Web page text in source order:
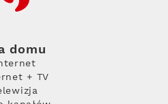
domu
+ TV